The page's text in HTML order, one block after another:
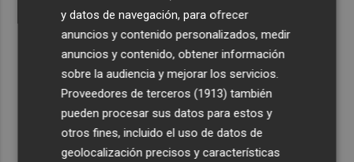
y datos de navegación, para ofrecer
anuncios y contenido personalizados, medir
anuncios y contenido, obtener información
sobre la audiencia y mejorar los servicios.
Proveedores de terceros (1913) también
pueden procesar sus datos para estos y
otros fines, incluido el uso de datos de
geolocalización precisos y características